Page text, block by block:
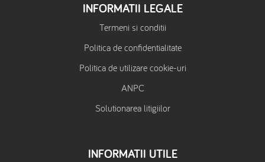
INFORMATII LEGALE
Termeni si conditii
Politica de confidentialitate
Politica de utilizare cookie-uri
ANPC
Solutionarea litigiilor
INFORMATII UTILE